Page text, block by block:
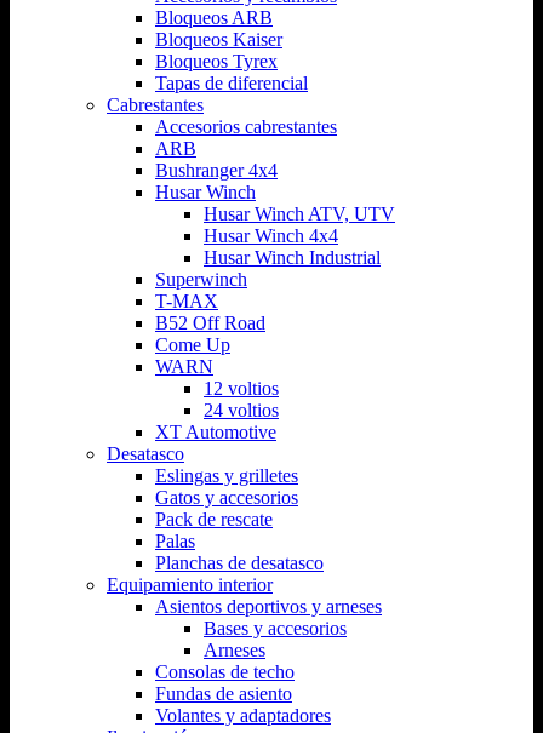
Bloqueos ARB
Bloqueos Kaiser
Bloqueos Tyrex
Tapas de diferencial
Cabrestantes
Accesorios cabrestantes
ARB
Bushranger 4x4
Husar Winch
Husar Winch ATV, UTV
Husar Winch 4x4
Husar Winch Industrial
Superwinch
T-MAX
B52 Off Road
Come Up
WARN
12 voltios
24 voltios
XT Automotive
Desatasco
Eslingas y grilletes
Gatos y accesorios
Pack de rescate
Palas
Planchas de desatasco
Equipamiento interior
Asientos deportivos y arneses
Bases y accesorios
Arneses
Consolas de techo
Fundas de asiento
Volantes y adaptadores